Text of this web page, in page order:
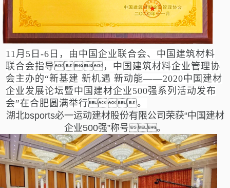
11月5日-6日，由中国企业联合会、中国建筑材料
联合会指导，中国建筑材料企业管理协
会主办的“新基建 新机遇 新动能——2020中国建材
企业发展论坛暨中国建材企业500强系列活动发布
会”在合肥圆满举行。
湖北bsports必一运动建材股份有限公司荣获“中国建材
企业500强”称号。